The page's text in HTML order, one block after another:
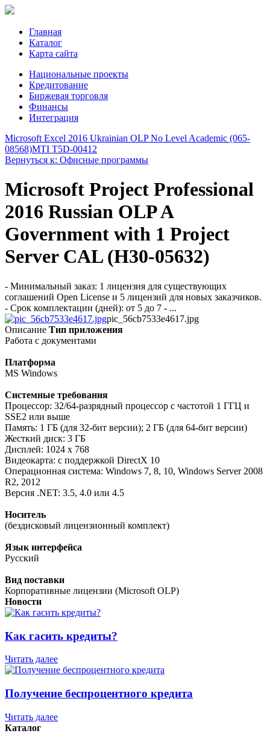
Главная
Каталог
Карта сайта
Национальные проекты
Кредитование
Биржевая торговля
Финансы
Интеграция
Microsoft Excel 2016 Ukrainian OLP No Level Academic (065-
08568)MTI T5D-00412
Вернуться к: Офисные программы
Microsoft Project Professional
2016 Russian OLP A
Government with 1 Project
Server CAL (H30-05632)
- Минимальный заказ: 1 лицензия для существующих
соглашений Open License и 5 лицензий для новых заказчиков.
- Срок комплектации (дней): от 5 до 7 - ...
pic_56cb7533e4617.jpg
Описание Тип приложения
Работа с документами
Платформа
MS Windows
Системные требования
Процессор: 32/64-разрядный процессор с частотой 1 ГГЦ и
SSE2 или выше
Память: 1 ГБ (для 32-бит версии); 2 ГБ (для 64-бит версии)
Жесткий диск: 3 ГБ
Дисплей: 1024 x 768
Видеокарта: с поддержкой DirectX 10
Операционная система: Windows 7, 8, 10, Windows Server 2008
R2, 2012
Версия .NET: 3.5, 4.0 или 4.5
Носитель
(бездисковый лицензионный комплект)
Язык интерфейса
Русский
Вид поставки
Корпоративные лицензии (Microsoft OLP)
Новости
Как гасить кредиты?
Читать далее
Получение беспроцентного кредита
Читать далее
Каталог